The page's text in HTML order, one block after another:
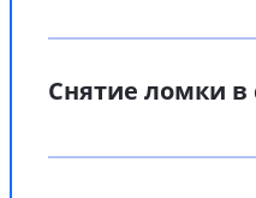
Снятие ломки в